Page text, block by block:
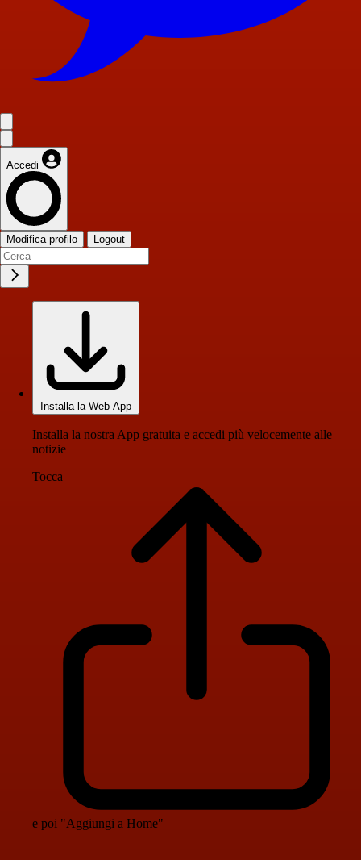
Accedi
Modifica profilo Logout
Installa la Web App
Installa la nostra App gratuita e accedi più velocemente alle
notizie
Tocca
e poi "Aggiungi a Home"